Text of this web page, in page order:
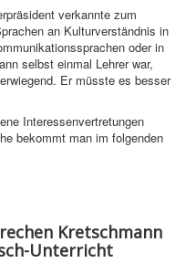
verkannte zum
an Kulturverständnis in
oder in
selbst einmal Lehrer war,
Er müsste es besser
Interessenvertretungen
bekommt man im folgenden
Kretschmann
Unterricht